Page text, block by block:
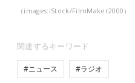
（images:iStock/FilmMaker2000）
関連するキーワード
#ニュース #ラジオ